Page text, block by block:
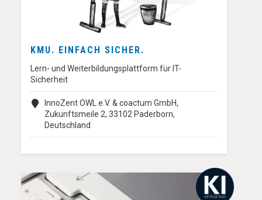
KMU. EINFACH SICHER.
Lern- und Weiterbildungsplattform für IT-
Sicherheit
InnoZent OWL e.V. & coactum GmbH,
Zukunftsmeile 2, 33102 Paderborn,
Deutschland